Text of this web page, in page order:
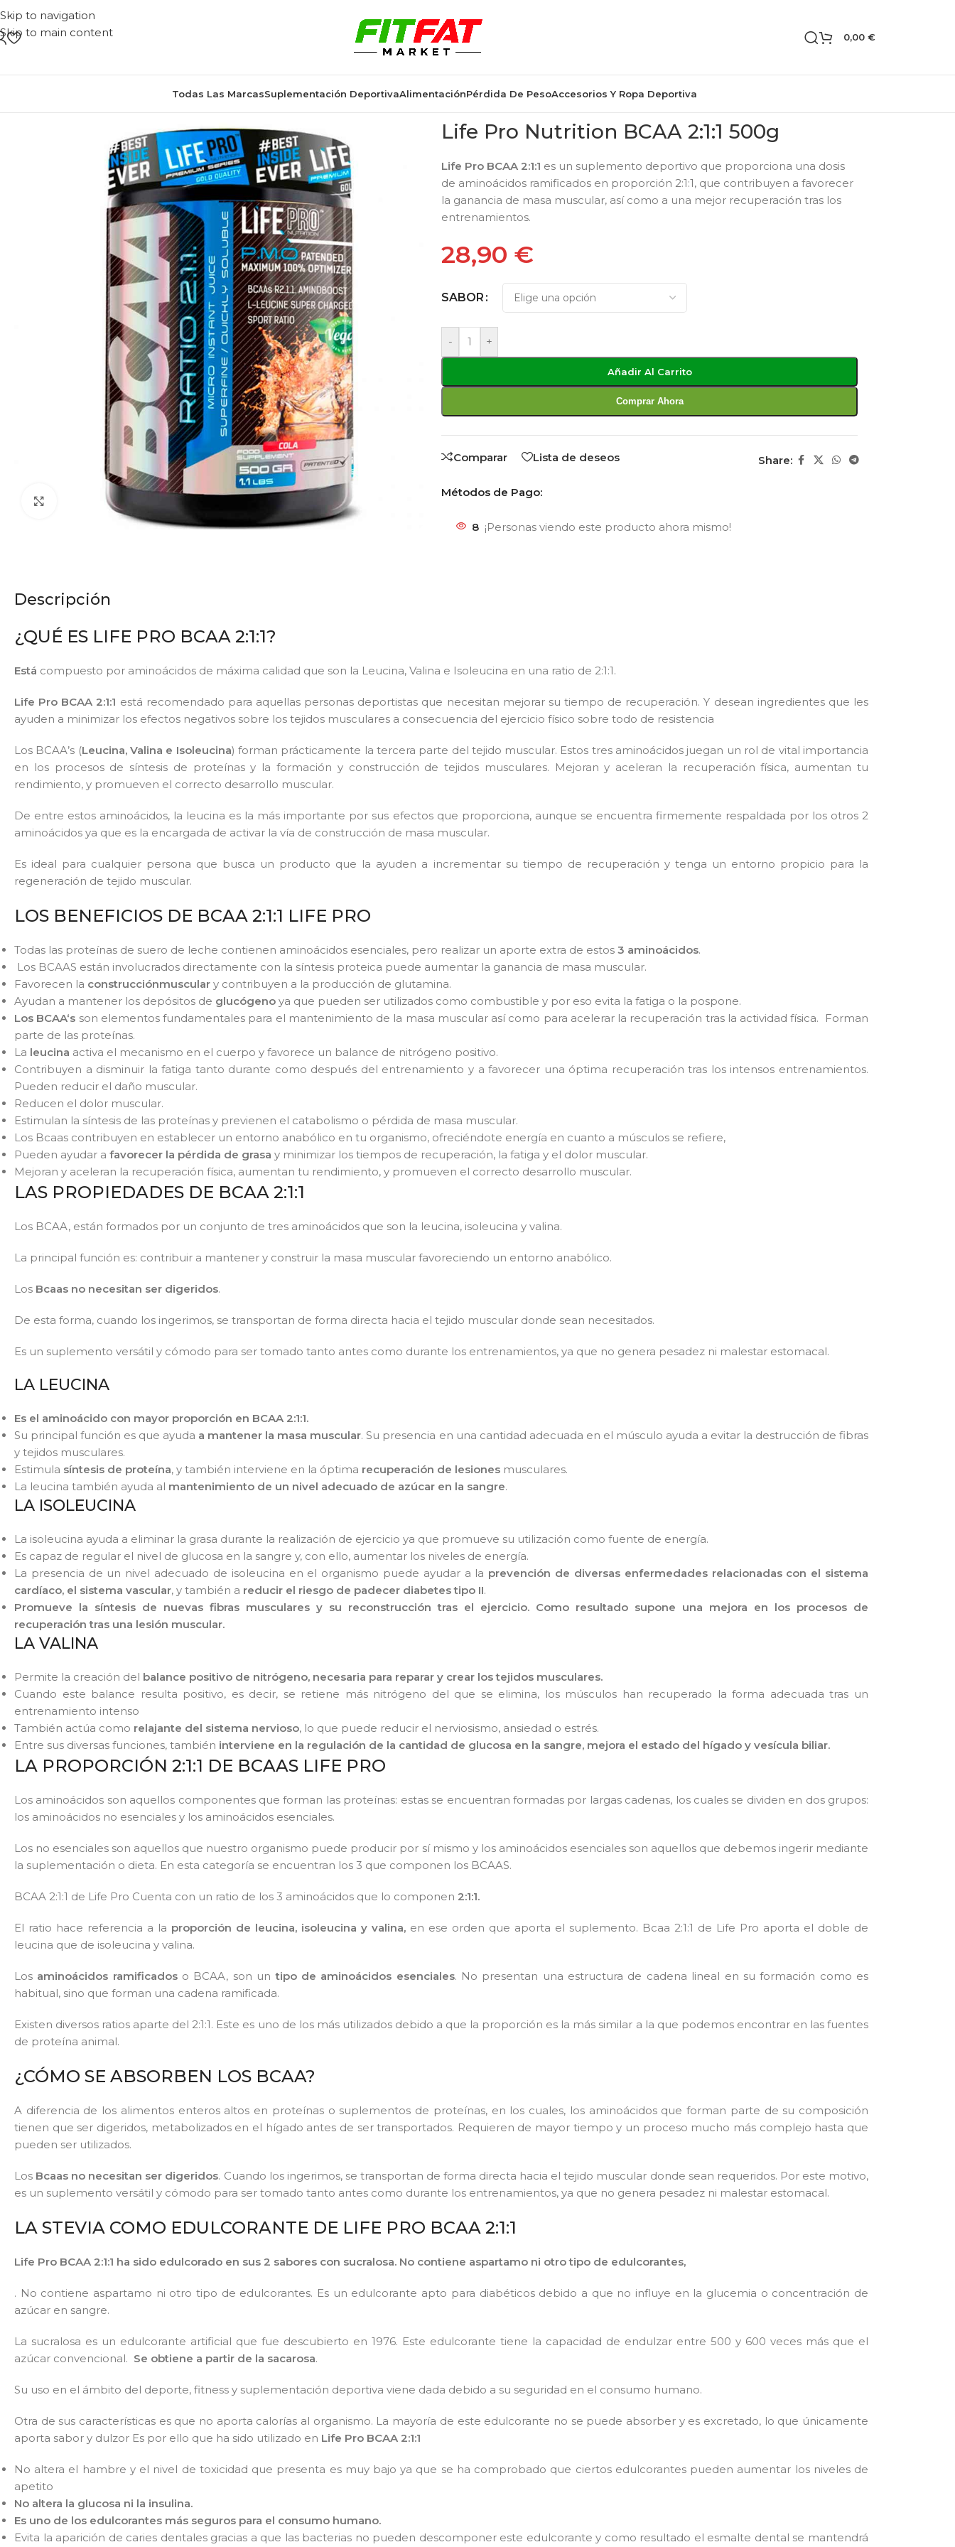
Skip to navigation
Skip to main content
0,00 €
Todas Las MarcasSuplementación DeportivaAlimentaciónPérdida De PesoAccesorios Y Ropa Deportiva
Click to enlarge
Life Pro Nutrition BCAA 2:1:1 500g
Life Pro BCAA 2:1:1 es un suplemento deportivo que proporciona una dosis
de aminoácidos ramificados en proporción 2:1:1, que contribuyen a favorecer
la ganancia de masa muscular, así como a una mejor recuperación tras los
entrenamientos.
28,90 €
SABOR
- +
Añadir Al Carrito
Comprar Ahora
Comparar Lista de deseos Share:
Métodos de Pago:
8 ¡Personas viendo este producto ahora mismo!
Descripción
¿QUÉ ES LIFE PRO BCAA 2:1:1?
Está compuesto por aminoácidos de máxima calidad que son la Leucina, Valina e Isoleucina en una ratio de 2:1:1.
Life Pro BCAA 2:1:1 está recomendado para aquellas personas deportistas que necesitan mejorar su tiempo de recuperación. Y desean ingredientes que les
ayuden a minimizar los efectos negativos sobre los tejidos musculares a consecuencia del ejercicio físico sobre todo de resistencia
Los BCAA’s (Leucina, Valina e Isoleucina) forman prácticamente la tercera parte del tejido muscular. Estos tres aminoácidos juegan un rol de vital importancia
en los procesos de síntesis de proteínas y la formación y construcción de tejidos musculares. Mejoran y aceleran la recuperación física, aumentan tu
rendimiento, y promueven el correcto desarrollo muscular.
De entre estos aminoácidos, la leucina es la más importante por sus efectos que proporciona, aunque se encuentra firmemente respaldada por los otros 2
aminoácidos ya que es la encargada de activar la vía de construcción de masa muscular.
Es ideal para cualquier persona que busca un producto que la ayuden a incrementar su tiempo de recuperación y tenga un entorno propicio para la
regeneración de tejido muscular.
LOS BENEFICIOS DE BCAA 2:1:1 LIFE PRO
Todas las proteínas de suero de leche contienen aminoácidos esenciales, pero realizar un aporte extra de estos 3 aminoácidos.
Los BCAAS están involucrados directamente con la síntesis proteica puede aumentar la ganancia de masa muscular.
Favorecen la construcciónmuscular y contribuyen a la producción de glutamina.
Ayudan a mantener los depósitos de glucógeno ya que pueden ser utilizados como combustible y por eso evita la fatiga o la pospone.
Los BCAA‘s son elementos fundamentales para el mantenimiento de la masa muscular así como para acelerar la recuperación tras la actividad física. Forman
parte de las proteínas.
La leucina activa el mecanismo en el cuerpo y favorece un balance de nitrógeno positivo.
Contribuyen a disminuir la fatiga tanto durante como después del entrenamiento y a favorecer una óptima recuperación tras los intensos entrenamientos.
Pueden reducir el daño muscular.
Reducen el dolor muscular.
Estimulan la síntesis de las proteínas y previenen el catabolismo o pérdida de masa muscular.
Los Bcaas contribuyen en establecer un entorno anabólico en tu organismo, ofreciéndote energía en cuanto a músculos se refiere,
Pueden ayudar a favorecer la pérdida de grasa y minimizar los tiempos de recuperación, la fatiga y el dolor muscular.
Mejoran y aceleran la recuperación física, aumentan tu rendimiento, y promueven el correcto desarrollo muscular.
LAS PROPIEDADES DE BCAA 2:1:1
Los BCAA, están formados por un conjunto de tres aminoácidos que son la leucina, isoleucina y valina.
La principal función es: contribuir a mantener y construir la masa muscular favoreciendo un entorno anabólico.
Los Bcaas no necesitan ser digeridos.
De esta forma, cuando los ingerimos, se transportan de forma directa hacia el tejido muscular donde sean necesitados.
Es un suplemento versátil y cómodo para ser tomado tanto antes como durante los entrenamientos, ya que no genera pesadez ni malestar estomacal.
LA LEUCINA
Es el aminoácido con mayor proporción en BCAA 2:1:1.
Su principal función es que ayuda a mantener la masa muscular. Su presencia en una cantidad adecuada en el músculo ayuda a evitar la destrucción de fibras
y tejidos musculares.
Estimula síntesis de proteína, y también interviene en la óptima recuperación de lesiones musculares.
La leucina también ayuda al mantenimiento de un nivel adecuado de azúcar en la sangre.
LA ISOLEUCINA
La isoleucina ayuda a eliminar la grasa durante la realización de ejercicio ya que promueve su utilización como fuente de energía.
Es capaz de regular el nivel de glucosa en la sangre y, con ello, aumentar los niveles de energía.
La presencia de un nivel adecuado de isoleucina en el organismo puede ayudar a la prevención de diversas enfermedades relacionadas con el sistema
cardíaco, el sistema vascular, y también a reducir el riesgo de padecer diabetes tipo II.
Promueve la síntesis de nuevas fibras musculares y su reconstrucción tras el ejercicio. Como resultado supone una mejora en los procesos de
recuperación tras una lesión muscular.
LA VALINA
Permite la creación del balance positivo de nitrógeno, necesaria para reparar y crear los tejidos musculares.
Cuando este balance resulta positivo, es decir, se retiene más nitrógeno del que se elimina, los músculos han recuperado la forma adecuada tras un
entrenamiento intenso
También actúa como relajante del sistema nervioso, lo que puede reducir el nerviosismo, ansiedad o estrés.
Entre sus diversas funciones, también interviene en la regulación de la cantidad de glucosa en la sangre, mejora el estado del hígado y vesícula biliar.
LA PROPORCIÓN 2:1:1 DE BCAAS LIFE PRO
Los aminoácidos son aquellos componentes que forman las proteínas: estas se encuentran formadas por largas cadenas, los cuales se dividen en dos grupos:
los aminoácidos no esenciales y los aminoácidos esenciales.
Los no esenciales son aquellos que nuestro organismo puede producir por sí mismo y los aminoácidos esenciales son aquellos que debemos ingerir mediante
la suplementación o dieta. En esta categoría se encuentran los 3 que componen los BCAAS.
BCAA 2:1:1 de Life Pro Cuenta con un ratio de los 3 aminoácidos que lo componen 2:1:1.
El ratio hace referencia a la proporción de leucina, isoleucina y valina, en ese orden que aporta el suplemento. Bcaa 2:1:1 de Life Pro aporta el doble de
leucina que de isoleucina y valina.
Los aminoácidos ramificadoso BCAA, son untipo de aminoácidos esenciales. No presentan una estructura de cadena lineal en su formación como es
habitual, sino que forman una cadena ramificada.
Existen diversos ratios aparte del 2:1:1. Este es uno de los más utilizados debido a que la proporción es la más similar a la que podemos encontrar en las fuentes
de proteína animal.
¿CÓMO SE ABSORBEN LOS BCAA?
A diferencia de los alimentos enteros altos en proteínas o suplementos de proteínas, en los cuales, los aminoácidos que forman parte de su composición
tienen que ser digeridos, metabolizados en el hígado antes de ser transportados. Requieren de mayor tiempo y un proceso mucho más complejo hasta que
pueden ser utilizados.
Los Bcaas no necesitan ser digeridos. Cuando los ingerimos, se transportan de forma directa hacia el tejido muscular donde sean requeridos. Por este motivo,
es un suplemento versátil y cómodo para ser tomado tanto antes como durante los entrenamientos, ya que no genera pesadez ni malestar estomacal.
LA STEVIA COMO EDULCORANTE DE LIFE PRO BCAA 2:1:1
Life Pro BCAA 2:1:1 ha sido edulcorado en sus 2 sabores con sucralosa. No contiene aspartamo ni otro tipo de edulcorantes,
. No contiene aspartamo ni otro tipo de edulcorantes. Es un edulcorante apto para diabéticos debido a que no influye en la glucemia o concentración de
azúcar en sangre.
La sucralosa es un edulcorante artificial que fue descubierto en 1976. Este edulcorante tiene la capacidad de endulzar entre 500 y 600 veces más que el
azúcar convencional. Se obtiene a partir de la sacarosa.
Su uso en el ámbito del deporte, fitness y suplementación deportiva viene dada debido a su seguridad en el consumo humano.
Otra de sus características es que no aporta calorías al organismo. La mayoría de este edulcorante no se puede absorber y es excretado, lo que únicamente
aporta sabor y dulzor Es por ello que ha sido utilizado en Life Pro BCAA 2:1:1
No altera el hambre y el nivel de toxicidad que presenta es muy bajo ya que se ha comprobado que ciertos edulcorantes pueden aumentar los niveles de
apetito
No altera la glucosa ni la insulina.
Es uno de los edulcorantes más seguros para el consumo humano.
Evita la aparición de caries dentales gracias a que las bacterias no pueden descomponer este edulcorante y como resultado el esmalte dental se mantendrá